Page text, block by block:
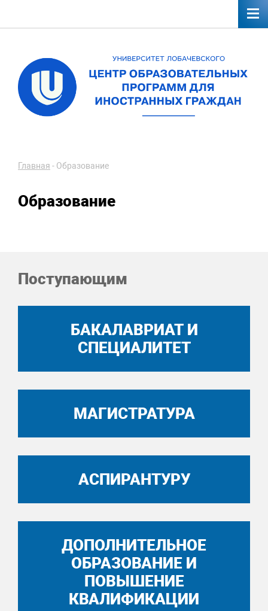
Главная - Образование
Образование
Поступающим
БАКАЛАВРИАТ И
СПЕЦИАЛИТЕТ
МАГИСТРАТУРА
АСПИРАНТУРУ
ДОПОЛНИТЕЛЬНОЕ
ОБРАЗОВАНИЕ И
ПОВЫШЕНИЕ
КВАЛИФИКАЦИИ